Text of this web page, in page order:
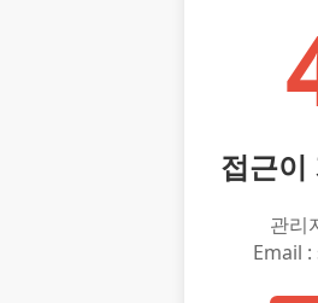
접근이
관리
Email